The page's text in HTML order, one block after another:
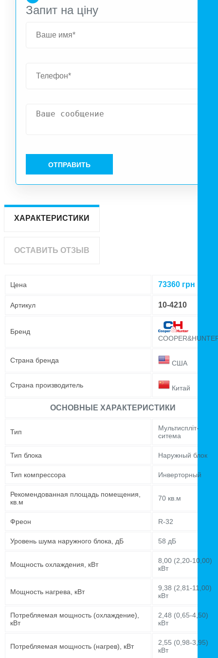
Запит на ціну
ОТПРАВИТЬ
ХАРАКТЕРИСТИКИ
ОСТАВИТЬ ОТЗЫВ
Цена 73360 грн
Артикул 10-4210
Бренд
Страна бренда США
Страна производитель Китай
ОСНОВНЫЕ ХАРАКТЕРИСТИКИ
Тип
Мультиспліт-
ситема
Тип блока Наружный блок
Тип компрессора Инверторный
Рекомендованная площадь помещения,
кв.м
70 кв.м
Фреон R-32
Уровень шума наружного блока, дБ 58 дБ
Мощность охлаждения, кВт
8,00 (2,20-10,00)
кВт
Мощность нагрева, кВт
9,38 (2,81-11,00)
кВт
Потребляемая мощность (охлаждение),
кВт
2,48 (0,65-4,50)
кВт
Потребляемая мощность (нагрев), кВт
2,55 (0,98-3,95)
кВт